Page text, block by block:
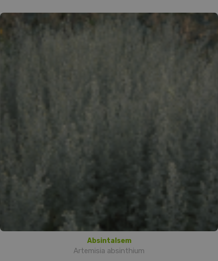
Absintalsem
Artemisia absinthium